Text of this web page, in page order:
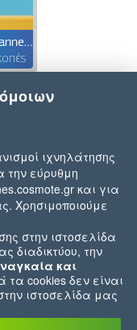
Κώστας Μαρτάκης, Joanne & Khay Be
ιχνηλάτησης
την εύρυθμη
και για
Χρησιμοποιούμε
στην ιστοσελίδα
διαδικτύου, την
και
τα cookies δεν είναι
ιστοσελίδα μας
που αφορούν